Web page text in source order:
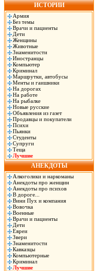
ИСТОРИИ
Армия
Без темы
Врачи и пациенты
Дети
Женщины
Животные
Знаменитости
Иностранцы
Компьютер
Криминал
Маршрутки, автобусы
Менты и гаишники
На дорогах
На работе
На рыбалке
Новые русские
Объявления из газет
Продавцы и покупатели
Психи
Пьянки
Студенты
Супруги
Теща
Лучшие
АНЕКДОТЫ
Алкоголики и наркоманы
Анекдоты про женщин
Анекдоты про психов
В дороге...
Вини Пух и компания
Вовочка
Военные
Врачи и пациенты
Дети
Евреи
Звери
Знаменитости
Кавказцы
Компьютерные
Криминал
Лучшие